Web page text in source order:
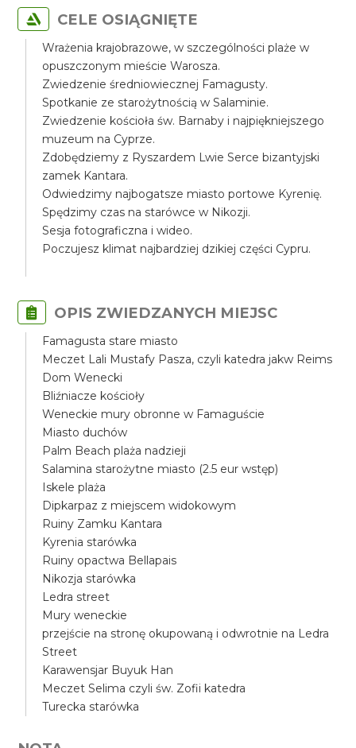
CELE OSIĄGNIĘTE
Wrażenia krajobrazowe, w szczególności plaże w
opuszczonym mieście Warosza.
Zwiedzenie średniowiecznej Famagusty.
Spotkanie ze starożytnością w Salaminie.
Zwiedzenie kościoła św. Barnaby i najpiękniejszego
muzeum na Cyprze.
Zdobędziemy z Ryszardem Lwie Serce bizantyjski
zamek Kantara.
Odwiedzimy najbogatsze miasto portowe Kyrenię.
Spędzimy czas na starówce w Nikozji.
Sesja fotograficzna i wideo.
Poczujesz klimat najbardziej dzikiej części Cypru.
OPIS ZWIEDZANYCH MIEJSC
Famagusta stare miasto
Meczet Lali Mustafy Pasza, czyli katedra jakw Reims
Dom Wenecki
Bliźniacze kościoły
Weneckie mury obronne w Famaguście
Miasto duchów
Palm Beach plaża nadzieji
Salamina starożytne miasto (2.5 eur wstęp)
Iskele plaża
Dipkarpaz z miejscem widokowym
Ruiny Zamku Kantara
Kyrenia starówka
Ruiny opactwa Bellapais
Nikozja starówka
Ledra street
Mury weneckie
przejście na stronę okupowaną i odwrotnie na Ledra
Street
Karawensjar Buyuk Han
Meczet Selima czyli św. Zofii katedra
Turecka starówka